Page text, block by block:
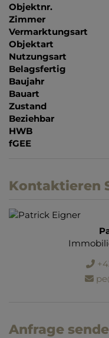
Objektnr.
Zimmer
Vermarktungsart
Objektart
Nutzungsart
Belagsfertig
Baujahr
Bauart
Zustand
Beziehbar
HWB
fGEE
Kontaktieren
Anfrage